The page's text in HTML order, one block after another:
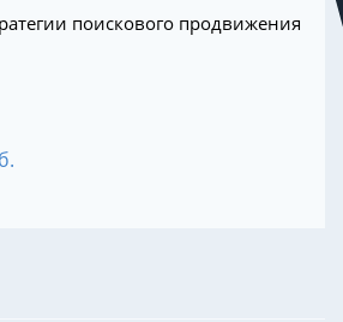
поискового продвижения